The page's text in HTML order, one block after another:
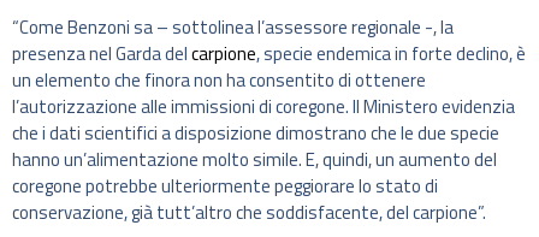
“Come Benzoni sa – sottolinea l’assessore regionale -, la
presenza nel Garda delcarpione, specie endemica in forte declino, è
un elemento che finora non ha consentito di ottenere
l’autorizzazione alle immissioni di coregone. Il Ministero evidenzia
che i dati scientifici a disposizione dimostrano che le due specie
hanno un’alimentazione molto simile. E, quindi, un aumento del
coregone potrebbe ulteriormente peggiorare lo stato di
conservazione, già tutt’altro che soddisfacente, del carpione”.